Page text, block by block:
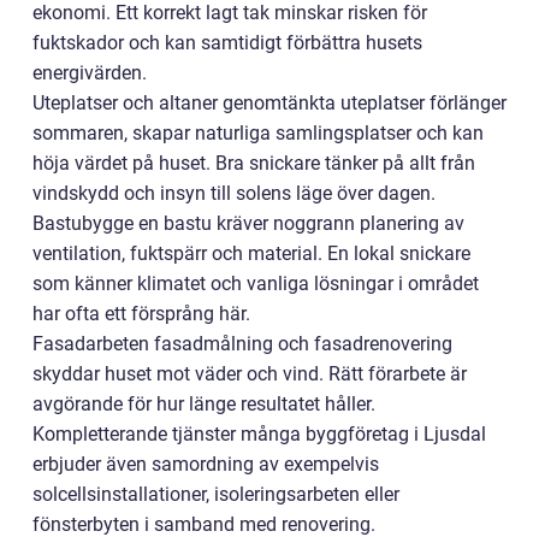
ekonomi. Ett korrekt lagt tak minskar risken för
fuktskador och kan samtidigt förbättra husets
energivärden.
Uteplatser och altaner genomtänkta uteplatser förlänger
sommaren, skapar naturliga samlingsplatser och kan
höja värdet på huset. Bra snickare tänker på allt från
vindskydd och insyn till solens läge över dagen.
Bastubygge en bastu kräver noggrann planering av
ventilation, fuktspärr och material. En lokal snickare
som känner klimatet och vanliga lösningar i området
har ofta ett försprång här.
Fasadarbeten fasadmålning och fasadrenovering
skyddar huset mot väder och vind. Rätt förarbete är
avgörande för hur länge resultatet håller.
Kompletterande tjänster många byggföretag i Ljusdal
erbjuder även samordning av exempelvis
solcellsinstallationer, isoleringsarbeten eller
fönsterbyten i samband med renovering.